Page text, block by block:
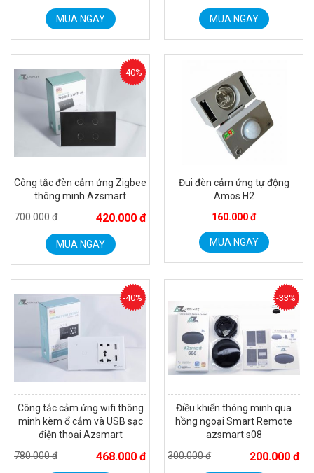
MUA NGAY MUA NGAY
Công tắc đèn cảm ứng Zigbee
thông minh Azsmart
700.000 đ
420.000 đ
-40%
MUA NGAY
Đui đèn cảm ứng tự động
Amos H2
160.000 đ
MUA NGAY
Công tắc cảm ứng wifi thông
minh kèm ổ cắm và USB sạc
điện thoại Azsmart
780.000 đ
468.000 đ
-40%
Điều khiển thông minh qua
hồng ngoại Smart Remote
azsmart s08
300.000 đ
200.000 đ
-33%
Đèn năng lượng mặt trời tích hợp camera quan sát Akiko
Liên hệ
MUA NGAY